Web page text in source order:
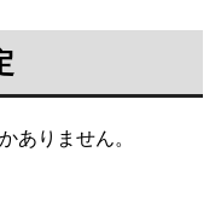
ありません。